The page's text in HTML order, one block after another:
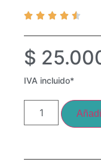
$
IVA incluido*